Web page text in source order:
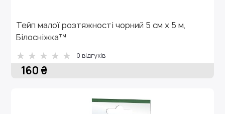
Тейп малої розтяжності чорний 5 см х 5 м,
Білосніжка™
0 відгуків
160 ₴